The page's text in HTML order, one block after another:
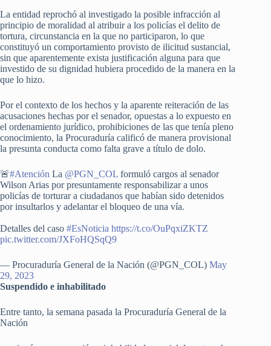
La entidad reprochó al investigado la posible infracción al
principio de moralidad al atribuir a los policías el delito de
tortura, circunstancia en la que no participaron, lo que
constituyó un comportamiento provisto de ilicitud sustancial,
sin que aparentemente exista justificación alguna para que
investido de su dignidad hubiera procedido de la manera en la
que lo hizo.
Por el contexto de los hechos y la aparente reiteración de las
acusaciones hechas por el senador, opuestas a lo expuesto en
el ordenamiento jurídico, prohibiciones de las que tenía pleno
conocimiento, la Procuraduría calificó de manera provisional
la presunta conducta como falta grave a título de dolo.
🚨#Atención La @PGN_COL formuló cargos al senador
Wilson Arias por presuntamente responsabilizar a unos
policías de torturar a ciudadanos que habían sido detenidos
por insultarlos y adelantar el bloqueo de una vía.
Detalles del caso #EsNoticia https://t.co/OuPqxiZKTZ
pic.twitter.com/JXFoHQSqQ9
— Procuraduría General de la Nación (@PGN_COL) May
29, 2023
Suspendido e inhabilitado
Entre tanto, la semana pasada la Procuraduría General de la
Nación